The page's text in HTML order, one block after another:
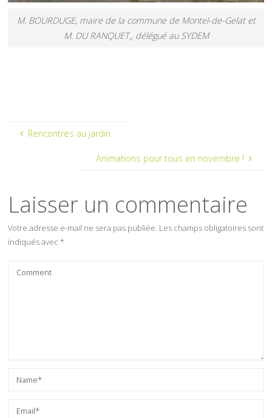
M. BOURDUGE, maire de la commune de Montel-de-Gelat et
M. DU RANQUET,, délégué au SYDEM
Rencontres au jardin
Animations pour tous en novembre !
Laisser un commentaire
Votre adresse e-mail ne sera pas publiée. Les champs obligatoires sont
indiqués avec*